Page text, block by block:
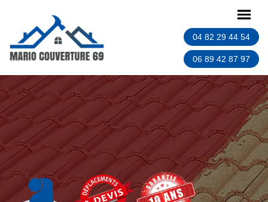
04 82 29 44 54
06 89 42 87 97